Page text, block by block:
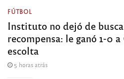
FÚTBOL
Instituto no dejó de
recompensa: le ganó 1-0
escolta
5 horas atrás